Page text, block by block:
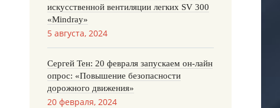
искусственной вентиляции легких SV 300
«Mindray»
5 августа, 2024
Сергей Тен: 20 февраля запускаем он-лайн
опрос: «Повышение безопасности
дорожного движения»
20 февраля, 2024